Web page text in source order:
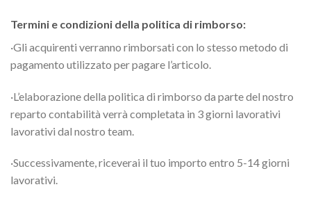
Termini e condizioni della politica di rimborso:
·Gli acquirenti verranno rimborsati con lo stesso metodo di
pagamento utilizzato per pagare l’articolo.
·L’elaborazione della politica di rimborso da parte del nostro
reparto contabilità verrà completata in 3 giorni lavorativi
lavorativi dal nostro team.
·Successivamente, riceverai il tuo importo entro 5-14 giorni
lavorativi.